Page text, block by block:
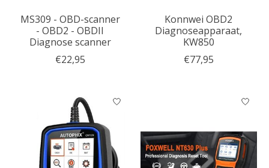
MS309 - OBD-scanner
- OBD2 - OBDII
Diagnose scanner
€22,95
Konnwei OBD2
Diagnoseapparaat,
KW850
€77,95